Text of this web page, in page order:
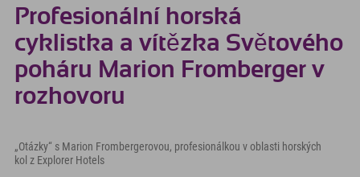
Profesionální horská
cyklistka a vítězka Světového
poháru Marion Fromberger v
rozhovoru
„Otázky“ s Marion Frombergerovou, profesionálkou v oblasti horských
kol z Explorer Hotels